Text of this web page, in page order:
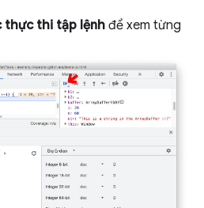
thực thi tập lệnhđể xem từng